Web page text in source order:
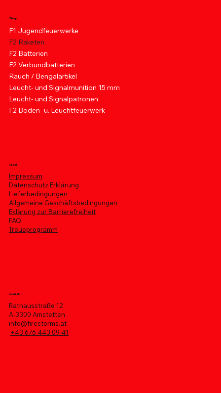
Shop
F1 Jugendfeuerwerke
F2 Raketen
F2 Batterien
F2 Verbundbatterien
Rauch / Bengalartikel
Leucht- und Signalmunition 15 mm
Leucht- und Signalpatronen
F2 Boden- u. Leuchtfeuerwerk
Legal
Impressum
Datenschutz Erklärung
Lieferbedingungen
Allgemeine Geschäftsbedingungen
Eklärung zur Barrierefreiheit
FAQ
Treueprogramm
Kontakt
Rathausstraße 12
A-3300 Amstetten
info@firestorms.at
+43 676 443 09 41